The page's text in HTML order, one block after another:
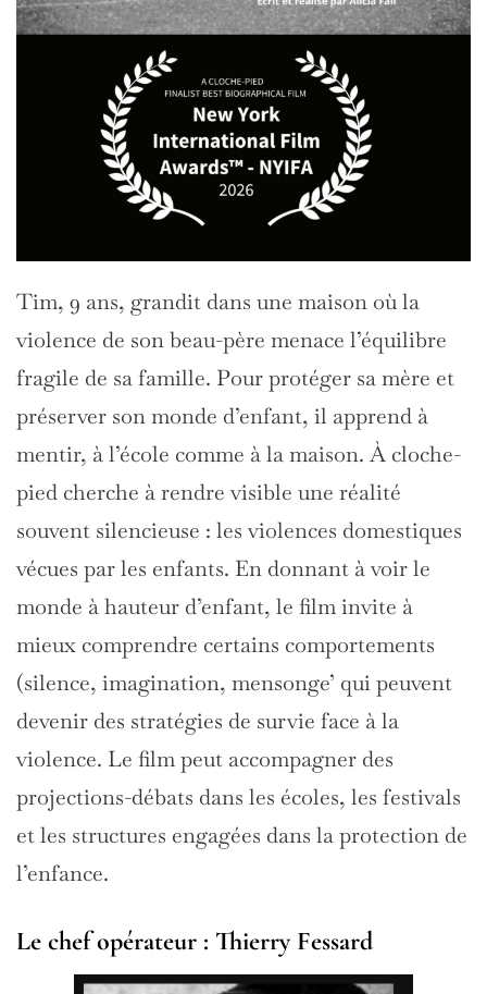
Tim, 9 ans, grandit dans une maison où la
violence de son beau-père menace l’équilibre
fragile de sa famille. Pour protéger sa mère et
préserver son monde d’enfant, il apprend à
mentir, à l’école comme à la maison. À cloche-
pied cherche à rendre visible une réalité
souvent silencieuse : les violences domestiques
vécues par les enfants. En donnant à voir le
monde à hauteur d’enfant, le film invite à
mieux comprendre certains comportements
(silence, imagination, mensonge’ qui peuvent
devenir des stratégies de survie face à la
violence. Le film peut accompagner des
projections-débats dans les écoles, les festivals
et les structures engagées dans la protection de
l’enfance.
Le chef opérateur : Thierry Fessard